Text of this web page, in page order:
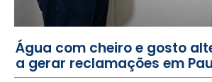
Água com cheiro e gosto
a gerar reclamações em